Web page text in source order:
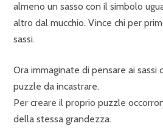
almeno un sasso con il simbolo
altro dal mucchio. Vince chi per
sassi.
Ora immaginate di pensare ai sassi
puzzle da incastrare.
Per creare il proprio puzzle
della stessa grandezza.